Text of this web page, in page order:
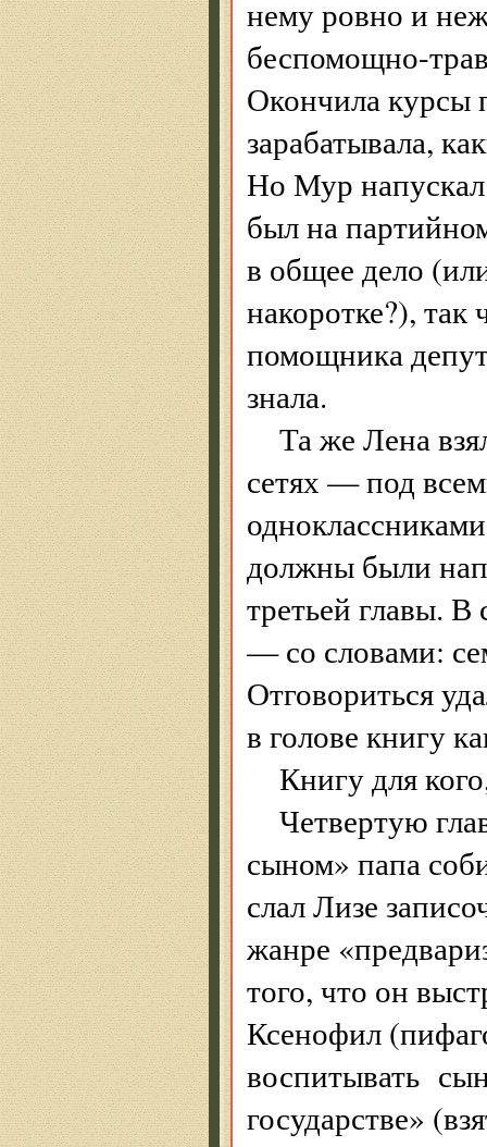
нему ровно и
беспомощно-
Окончила курсы
зарабатывала,
Но Мур напускал
был на
в общее дело
накоротке?),
помощника
знала.
Та же Лена
сетях — под
должны были
третьей главы.
— со словами:
Отговориться
в голове книгу
Книгу для
Четвертую
сыном» папа
слал Лизе
жанре
того, что он
Ксенофил
воспитывать
государстве»